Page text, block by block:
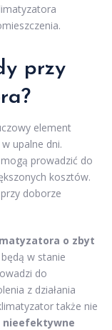
przy
element
upalne dni.
prowadzić do
kosztów.
doborze
o zbyt
w stanie
do
z działania
także nie
nieefektywne